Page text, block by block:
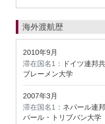
海外渡航歴
2010年9月
滞在国名1：
ドイツ連邦
ブレーメン大学
2007年3月
滞在国名1： ネパール連
パール・トリブバン大学